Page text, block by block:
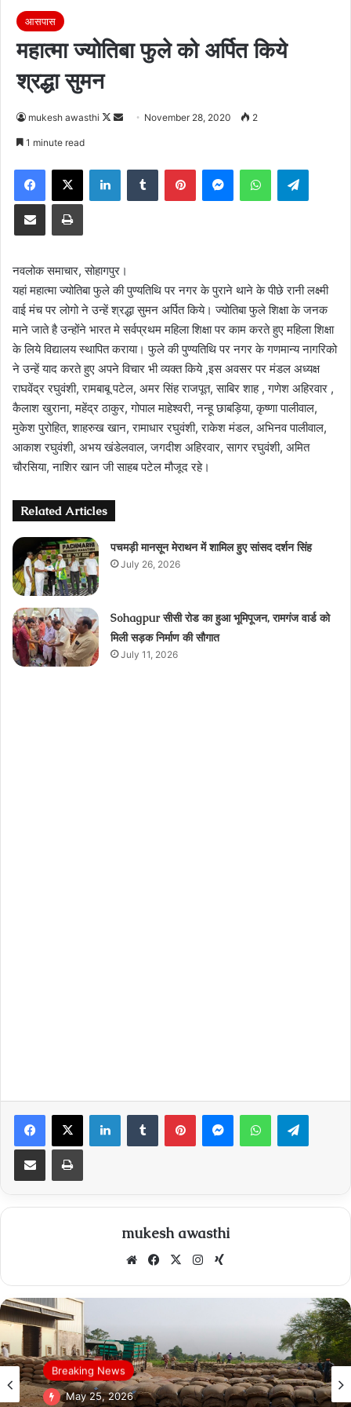
आसपास
महात्मा ज्योतिबा फुले को अर्पित किये
श्रद्धा सुमन
mukesh awasthi
Follow
Send November 28, 2020 2
1 minute read
Facebook
X LinkedInTumblr PinterestMessengerWhatsApp
Share via Email Print
नवलोक समाचार, सोहागपुर।
यहां महात्मा ज्योतिबा फुले की पुण्यतिथि पर नगर के पुराने थाने के पीछे रानी लक्ष्मी
वाई मंच पर लोगो ने उन्हें श्रद्धा सुमन अर्पित किये। ज्योतिबा फुले शिक्षा के जनक
माने जाते है उन्होंने भारत मे सर्वप्रथम महिला शिक्षा पर काम करते हुए महिला शिक्षा
के लिये विद्यालय स्थापित कराया। फुले की पुण्यतिथि पर नगर के गणमान्य नागरिको
ने उन्हें याद करते हुए अपने विचार भी व्यक्त किये ,इस अवसर पर मंडल अध्यक्ष
राघवेंद्र रघुवंशी, रामबाबू पटेल, अमर सिंह राजपूत, साबिर शाह , गणेश अहिरवार ,
कैलाश खुराना, महेंद्र ठाकुर, गोपाल माहेश्वरी, नन्हू छाबड़िया, कृष्णा पालीवाल,
मुकेश पुरोहित, शाहरुख खान, रामाधार रघुवंशी, राकेश मंडल, अभिनव पालीवाल,
आकाश रघुवंशी, अभय खंडेलवाल, जगदीश अहिरवार, सागर रघुवंशी, अमित
चौरसिया, नाशिर खान जी साहब पटेल मौजूद रहे।
Related Articles
पचमड़ी मानसून मेराथन में शामिल हुए सांसद दर्शन सिंह
July 26, 2026
Sohagpur सीसी रोड का हुआ भूमिपूजन, रामगंज वार्ड को
मिली सड़क निर्माण की सौगात
July 11, 2026
Facebook
X LinkedInTumblr PinterestMessengerWhatsApp
Share via Email Print
mukesh awasthi
WebsiteFacebook
X Instagram
Breaking News
May 25, 2026